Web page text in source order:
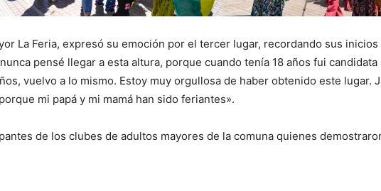
La Feria, expresó su emoción por el tercer lugar, recordando sus inicios
pensé llegar a esta altura, porque cuando tenía 18 años fui candidata
vuelvo a lo mismo. Estoy muy orgullosa de haber obtenido este lugar.
mi papá y mi mamá han sido feriantes».
de los clubes de adultos mayores de la comuna quienes